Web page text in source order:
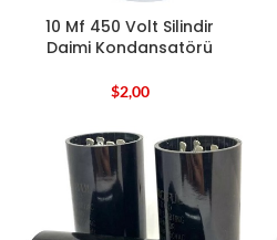
10 Mf 450 Volt Silindir
Daimi Kondansatörü
$2,00